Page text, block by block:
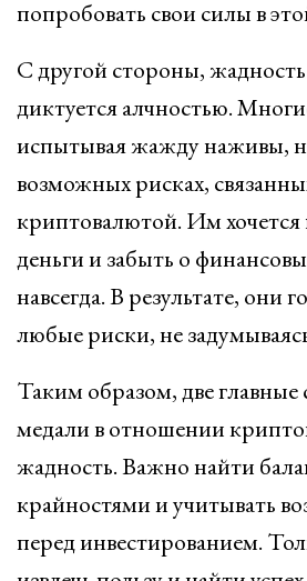
попробовать свои силы в
С другой стороны, жадность
диктуется алчностью.
испытывая жажду наживы,
возможных рисках,
криптовалютой. Им хочется
деньги и забыть о
навсегда. В результате, они
любые риски, не
Таким образом, две
медали в отношении
жадность. Важно найти
крайностями и учитывать
перед инвестированием.